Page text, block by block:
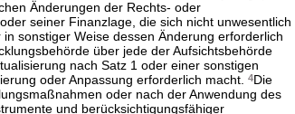
Änderungen der Rechts- oder
seiner Finanzlage, die sich nicht unwesentlich
sonstiger Weise dessen Änderung erforderlich
über jede der Aufsichtsbehörde
nach Satz 1 oder einer sonstigen
oder Anpassung erforderlich macht.
4Die
oder nach der Anwendung des
und berücksichtigungsfähiger